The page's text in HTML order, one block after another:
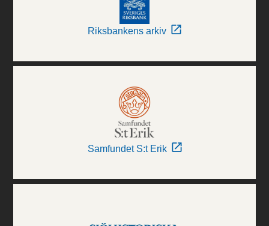
Riksbankens arkiv
Samfundet S:t Erik